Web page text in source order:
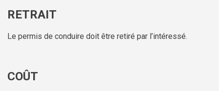
RETRAIT
Le permis de conduire doit être retiré par l’intéressé.
COÛT